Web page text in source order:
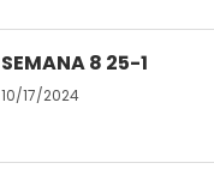
SEMANA 8 25-1
10/17/2024